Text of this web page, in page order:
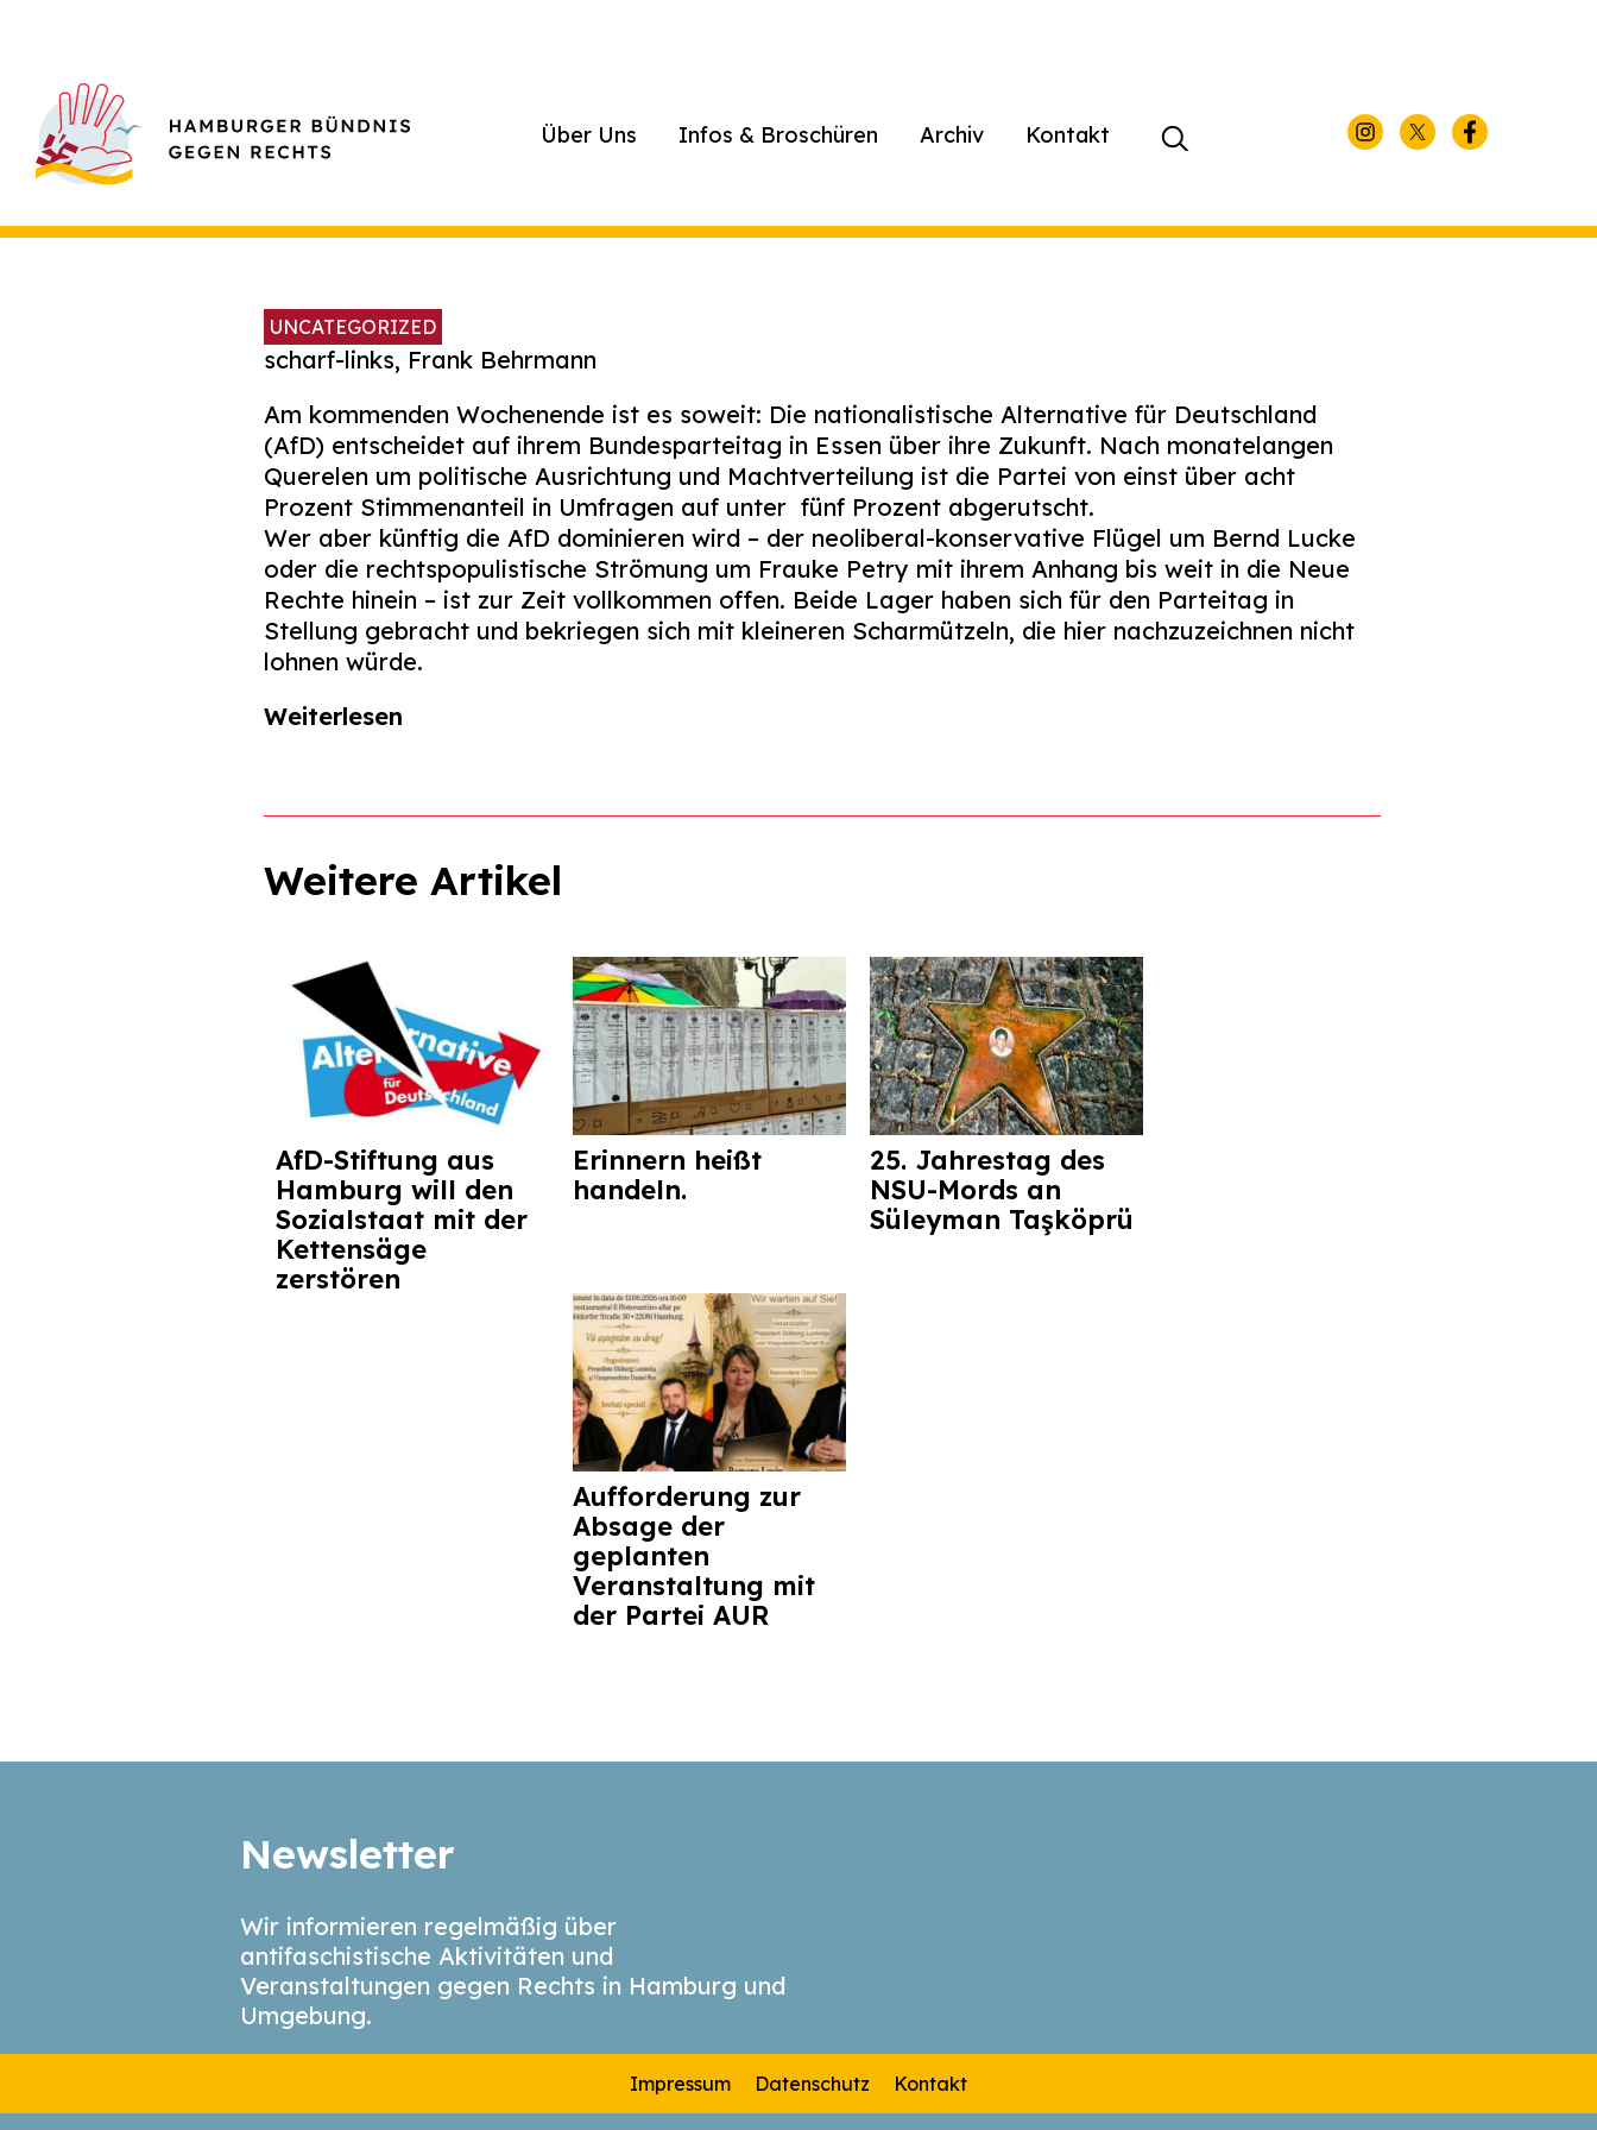
Über Uns Infos & Broschüren Archiv KontaktSuchen
UNCATEGORIZED
scharf-links, Frank Behrmann
Am kommenden Wochenende ist es soweit: Die nationalistische Alternative für Deutschland
(AfD) entscheidet auf ihrem Bundesparteitag in Essen über ihre Zukunft. Nach monatelangen
Querelen um politische Ausrichtung und Machtverteilung ist die Partei von einst über acht
Prozent Stimmenanteil in Umfragen auf unter fünf Prozent abgerutscht.
Wer aber künftig die AfD dominieren wird – der neoliberal-konservative Flügel um Bernd Lucke
oder die rechtspopulistische Strömung um Frauke Petry mit ihrem Anhang bis weit in die Neue
Rechte hinein – ist zur Zeit vollkommen offen. Beide Lager haben sich für den Parteitag in
Stellung gebracht und bekriegen sich mit kleineren Scharmützeln, die hier nachzuzeichnen nicht
lohnen würde.
Weiterlesen
Weitere Artikel
AfD-Stiftung aus
Hamburg will den
Sozialstaat mit der
Kettensäge
zerstören
Erinnern heißt
handeln.
25. Jahrestag des
NSU-Mords an
Süleyman Taşköprü
Aufforderung zur
Absage der
geplanten
Veranstaltung mit
der Partei AUR
Newsletter
Wir informieren regelmäßig über
antifaschistische Aktivitäten und
Veranstaltungen gegen Rechts in Hamburg und
Umgebung.
Impressum Datenschutz Kontakt